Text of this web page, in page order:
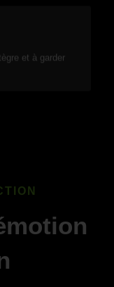
et à garder